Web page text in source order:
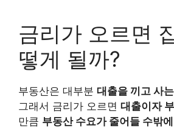
금리가 오르면
떻게 될까?
부동산은 대부분 대출을 끼고 사
그래서 금리가 오르면 대출이자
만큼 부동산 수요가 줄어들 수밖